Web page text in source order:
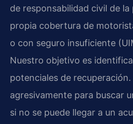
de responsabilidad civil de
propia cobertura de
o con seguro insuficiente
Nuestro objetivo es
potenciales de
agresivamente para buscar
si no se puede llegar a un